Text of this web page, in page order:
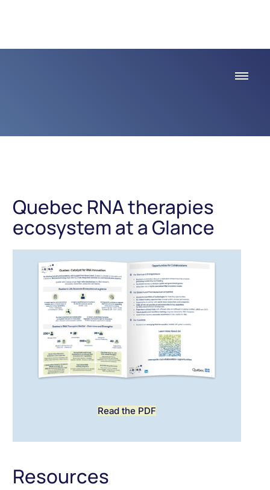
Quebec RNA therapies
ecosystem at a Glance
Read the PDF
Resources